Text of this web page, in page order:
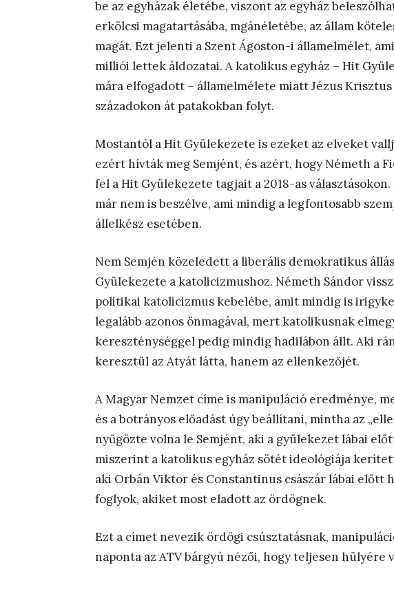
be az egyházak életébe, viszont az egyház
erkölcsi magatartásába, mgánéletébe, az állam
magát. Ezt jelenti a Szent Ágoston-i államelmélet,
milliói lettek áldozatai. A katolikus egyház – Hit
mára elfogadott – államelmélete miatt Jézus
századokon át patakokban folyt.
Mostantól a Hit Gyülekezete is ezeket az elveket
ezért hívták meg Semjént, és azért, hogy Németh a
fel a Hit Gyülekezete tagjait a 2018-as
már nem is beszélve, ami mindig a legfontosabb
állelkész esetében.
Nem Semjén közeledett a liberális demokratikus
Gyülekezete a katolicizmushoz. Németh Sándor
politikai katolicizmus kebelébe, amit mindig is
legalább azonos önmagával, mert katolikusnak
kereszténységgel pedig mindig hadilábon állt. Aki
keresztül az Atyát látta, hanem az ellenkezőjét.
A Magyar Nemzet címe is manipuláció eredménye,
és a botrányos előadást úgy beállítani, mintha az
nyűgözte volna le Semjént, aki a gyülekezet lábai
miszerint a katolikus egyház sötét ideológiája
aki Orbán Viktor és Constantinus császár lábai előtt
foglyok, akiket most eladott az ördögnek.
Ezt a címet nevezik ördögi csúsztatásnak,
naponta az ATV bárgyú nézői, hogy teljesen hülyére